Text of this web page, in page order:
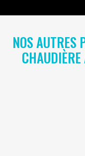
NOS AUTRES